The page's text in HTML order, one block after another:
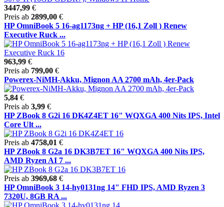
3447,99 €
Preis ab 2899,00 €
HP OmniBook 5 16-ag1173ng + HP (16,1 Zoll ) Renew
Executive Ruck ...
963,99 €
Preis ab 799,00 €
Powerex-NiMH-Akku, Mignon AA 2700 mAh, 4er-Pack
5,84 €
Preis ab 3,99 €
HP ZBook 8 G2i 16 DK4Z4ET 16" WQXGA 400 Nits IPS, Intel
Core Ult ...
Preis ab 4758,01 €
HP ZBook 8 G2a 16 DK3B7ET 16" WQXGA 400 Nits IPS,
AMD Ryzen AI 7 ...
Preis ab 3969,68 €
HP OmniBook 3 14-hy0131ng 14" FHD IPS, AMD Ryzen 3
7320U, 8GB RA ...